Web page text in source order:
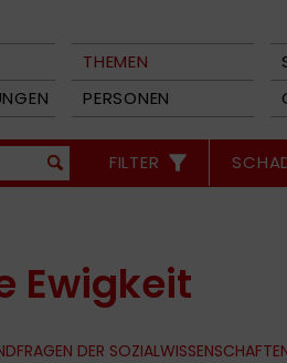
THEMEN
PERSONEN
FILTER
Ewigkeit
DER